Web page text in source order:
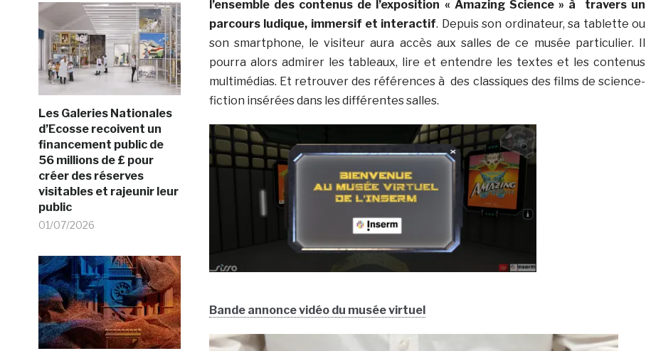
Les Galeries Nationales
d’Ecosse recoivent un
financement public de
56 millions de £ pour
créer des réserves
visitables et rajeunir leur
public
01/07/2026
l’ensemble des contenus de l’exposition « Amazing Science » à travers un
parcours ludique, immersif et interactif. Depuis son ordinateur, sa tablette ou
son smartphone, le visiteur aura accès aux salles de ce musée particulier. Il
pourra alors admirer les tableaux, lire et entendre les textes et les contenus
multimédias. Et retrouver des références à des classiques des films de science-
fiction insérées dans les différentes salles.
Bande annonce vidéo du musée virtuel